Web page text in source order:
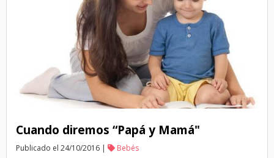
Cuando diremos “Papá y Mamá"
Publicado el 24/10/2016 | Bebés